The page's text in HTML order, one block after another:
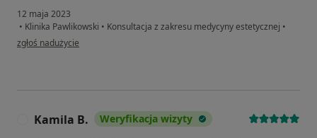
12 maja 2023
• Klinika Pawlikowski • Konsultacja z zakresu medycyny estetycznej •
w opinii użytkownika Gosia Sp
zgłoś nadużycie
Kamila B. Weryfikacja wizyty